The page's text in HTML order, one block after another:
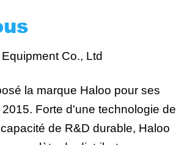
Co., Ltd
la marque Haloo pour ses
Forte d'une technologie de
de R&D durable, Haloo